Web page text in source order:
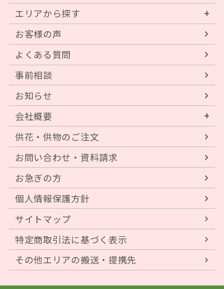
エリアから探す
お客様の声
よくある質問
事前相談
お知らせ
会社概要
供花・供物のご注文
お問い合わせ・資料請求
お急ぎの方
個人情報保護方針
サイトマップ
特定商取引法に基づく表示
その他エリアの搬送・提携先